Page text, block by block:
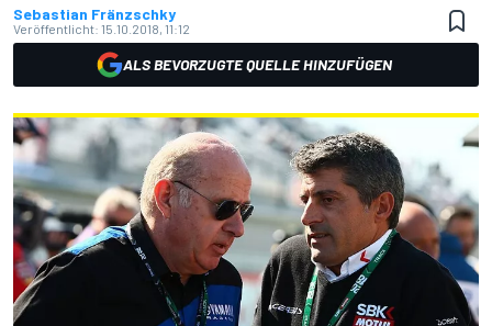
Sebastian Fränzschky
Veröffentlicht: 15.10.2018, 11:12
ALS BEVORZUGTE QUELLE HINZUFÜGEN